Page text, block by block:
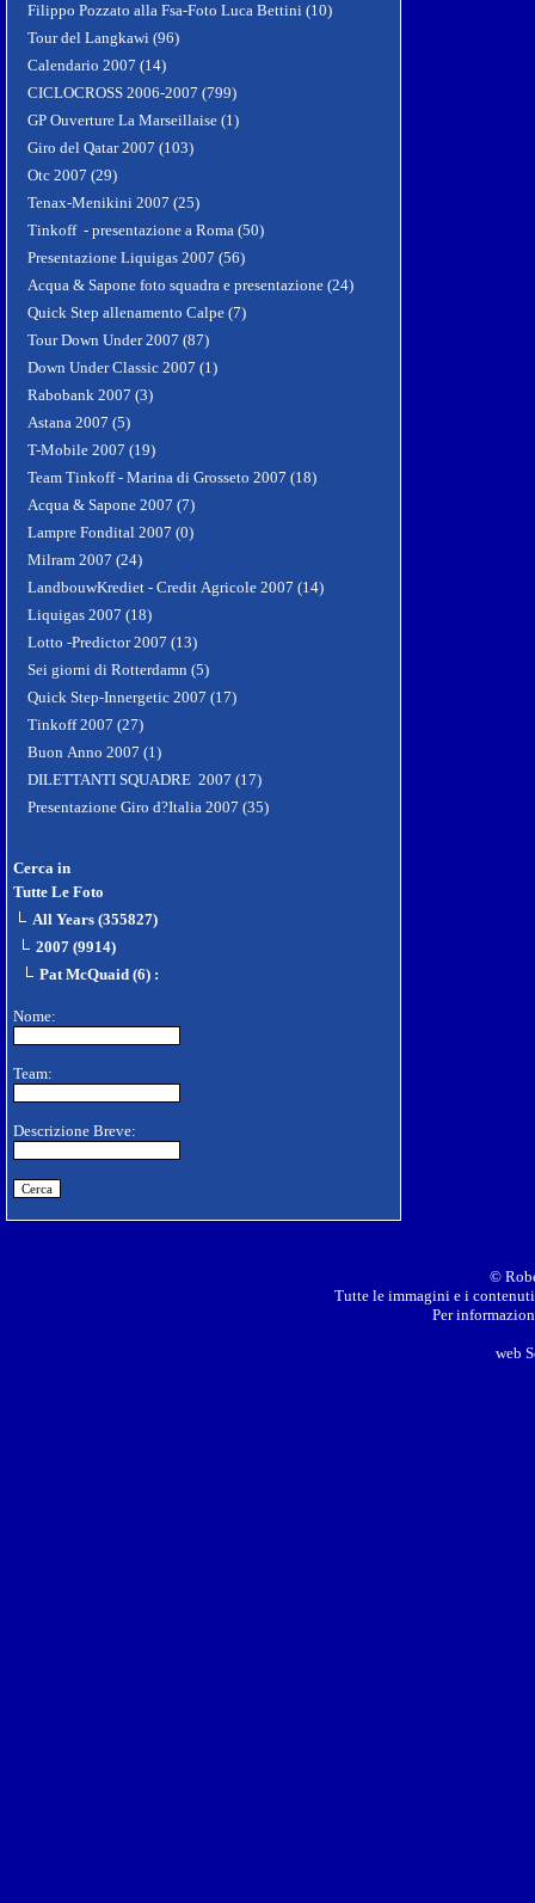
Filippo Pozzato alla Fsa-Foto Luca Bettini (10)
Tour del Langkawi (96)
Calendario 2007 (14)
CICLOCROSS 2006-2007 (799)
GP Ouverture La Marseillaise (1)
Giro del Qatar 2007 (103)
Otc 2007 (29)
Tenax-Menikini 2007 (25)
Tinkoff - presentazione a Roma (50)
Presentazione Liquigas 2007 (56)
Acqua & Sapone foto squadra e presentazione (24)
Quick Step allenamento Calpe (7)
Tour Down Under 2007 (87)
Down Under Classic 2007 (1)
Rabobank 2007 (3)
Astana 2007 (5)
T-Mobile 2007 (19)
Team Tinkoff - Marina di Grosseto 2007 (18)
Acqua & Sapone 2007 (7)
Lampre Fondital 2007 (0)
Milram 2007 (24)
LandbouwKrediet - Credit Agricole 2007 (14)
Liquigas 2007 (18)
Lotto -Predictor 2007 (13)
Sei giorni di Rotterdamn (5)
Quick Step-Innergetic 2007 (17)
Tinkoff 2007 (27)
Buon Anno 2007 (1)
DILETTANTI SQUADRE 2007 (17)
Presentazione Giro d?Italia 2007 (35)
Cerca in
Tutte Le Foto
All Years (355827)
2007 (9914)
Pat McQuaid (6) :
Nome:
Team:
Descrizione Breve:
©
Tutte le immagini e i
Per
web